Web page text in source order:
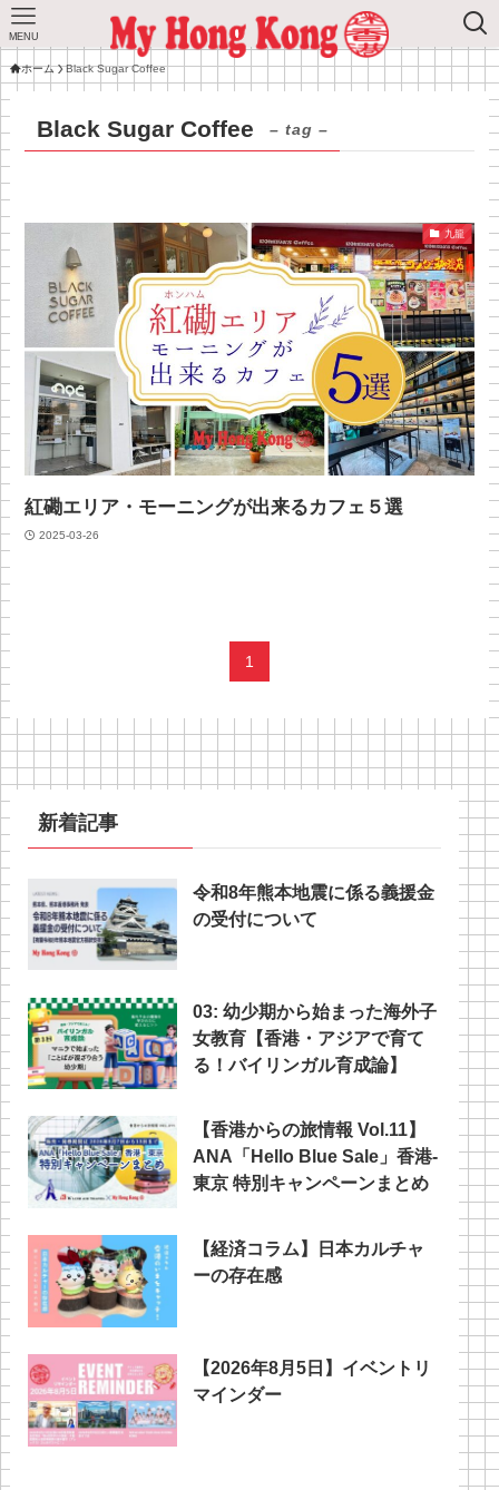
MENU
ホーム Black Sugar Coffee
Black Sugar Coffee – tag –
九龍
紅磡エリア・モーニングが出来るカフェ５選
2025-03-26
1
新着記事
令和8年熊本地震に係る義援金
の受付について
03: 幼少期から始まった海外子
女教育【香港・アジアで育て
る！バイリンガル育成論】
【香港からの旅情報 Vol.11】
ANA「Hello Blue Sale」香港‐
東京 特別キャンペーンまとめ
【経済コラム】日本カルチャ
ーの存在感
【2026年8月5日】イベントリ
マインダー